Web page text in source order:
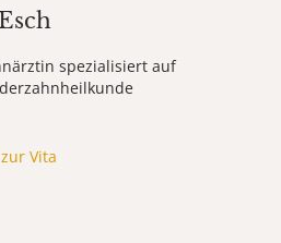
Esch
spezialisiert auf
zur Vita